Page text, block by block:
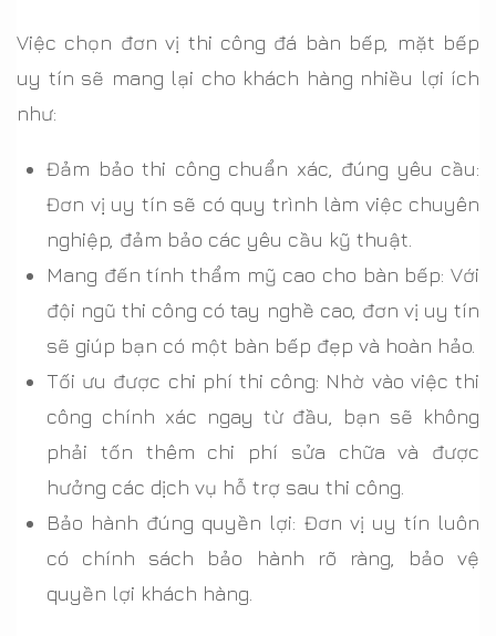
Việc chọn đơn vị thi công đá bàn bếp, mặt bếp
uy tín sẽ mang lại cho khách hàng nhiều lợi ích
như:
Đảm bảo thi công chuẩn xác, đúng yêu cầu:
Đơn vị uy tín sẽ có quy trình làm việc chuyên
nghiệp, đảm bảo các yêu cầu kỹ thuật.
Mang đến tính thẩm mỹ cao cho bàn bếp: Với
đội ngũ thi công có tay nghề cao, đơn vị uy tín
sẽ giúp bạn có một bàn bếp đẹp và hoàn hảo.
Tối ưu được chi phí thi công: Nhờ vào việc thi
công chính xác ngay từ đầu, bạn sẽ không
phải tốn thêm chi phí sửa chữa và được
hưởng các dịch vụ hỗ trợ sau thi công.
Bảo hành đúng quyền lợi: Đơn vị uy tín luôn
có chính sách bảo hành rõ ràng, bảo vệ
quyền lợi khách hàng.